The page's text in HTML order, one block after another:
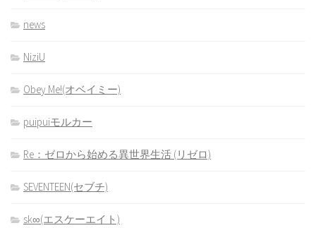
news
NiziU
Obey Me!(オベイミー)
puipuiモルカー
Re：ゼロから始める異世界生活 (リゼロ)
SEVENTEEN(セブチ)
sk∞(エスケーエイト)